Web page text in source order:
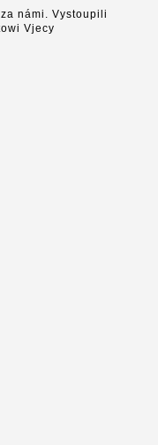
námi. Vystoupili
Vjecy